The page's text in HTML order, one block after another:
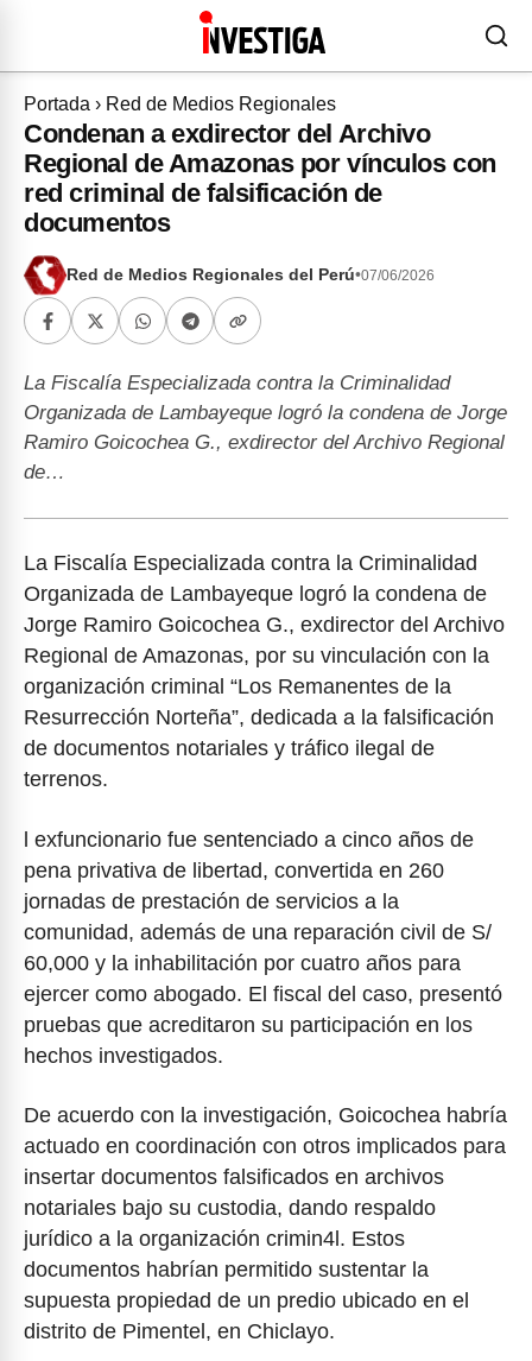
Portada › Red de Medios Regionales
Condenan a exdirector del Archivo
Regional de Amazonas por vínculos con
red criminal de falsificación de
documentos
Red de Medios Regionales del Perú•07/06/2026
La Fiscalía Especializada contra la Criminalidad
Organizada de Lambayeque logró la condena de Jorge
Ramiro Goicochea G., exdirector del Archivo Regional
de…
La Fiscalía Especializada contra la Criminalidad
Organizada de Lambayeque logró la condena de
Jorge Ramiro Goicochea G., exdirector del Archivo
Regional de Amazonas, por su vinculación con la
organización criminal “Los Remanentes de la
Resurrección Norteña”, dedicada a la falsificación
de documentos notariales y tráfico ilegal de
terrenos.
l exfuncionario fue sentenciado a cinco años de
pena privativa de libertad, convertida en 260
jornadas de prestación de servicios a la
comunidad, además de una reparación civil de S/
60,000 y la inhabilitación por cuatro años para
ejercer como abogado. El fiscal del caso, presentó
pruebas que acreditaron su participación en los
hechos investigados.
De acuerdo con la investigación, Goicochea habría
actuado en coordinación con otros implicados para
insertar documentos falsificados en archivos
notariales bajo su custodia, dando respaldo
jurídico a la organización crimin4l. Estos
documentos habrían permitido sustentar la
supuesta propiedad de un predio ubicado en el
distrito de Pimentel, en Chiclayo.